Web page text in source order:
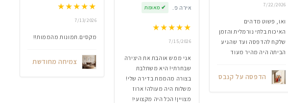
7/22/2026
ואו, פשוט מדהים
האיכות בלתי נורמלית והזמן
שלקח להדפסה ועד שהגיע
הביתה היה מהיר מעוד
הדפסה על קנבס
אירה פ. ✔ מאומת
★★★★★
7/15/2026
אני ממש אוהבת את היצירה
שבחרתי! היא משתלבת
בצורה מהממת בדירה שלי!
משלוח היה מעולה! ארוז
מצויין! הכל היה מקצועי!
★★★★★
7/13/2026
מקסים.תמונות מהממות!!
צמיחה מחודשת